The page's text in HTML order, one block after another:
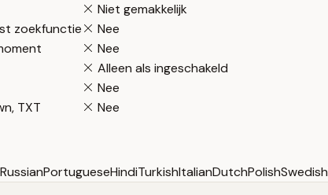
Niet gemakkelijk
zoekfunctie
Nee
Nee
Alleen als ingeschakeld
Nee
TXT
Nee
RussianPortugueseHindiTurkishItalianDutchPolishSwedish